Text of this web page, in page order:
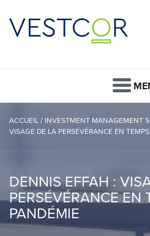
ACCUEIL / INVESTMENT MANAGEMENT
VISAGE DE LA PERSÉVÉRANCE EN
DENNIS EFFAH :
PERSÉVÉRANCE EN
PANDÉMIE